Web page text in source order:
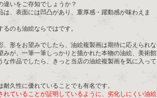
いをご存知でしょうか？
は、表面には凹凸があり、重厚感・躍動感が味わえま
のも油絵ならではです。
、形をお望みでしたら、油絵複製画は期待に応えられな
みが、一筆一筆しっかりと描かれた本物の油絵、美術館
な作品でしたら、きっと当店の油絵複製画を気に入って
久性に優れていることでも有名です。
れていることが証明しているように、劣化しにくい油絵